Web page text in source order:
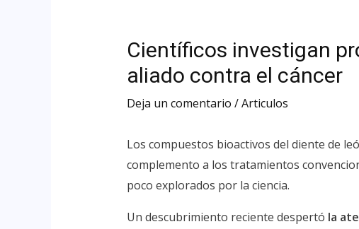
Científicos investigan
aliado contra el cáncer
Deja un comentario /Articulos
Los compuestos bioactivos del diente de
complemento a los tratamientos
poco explorados por la ciencia.
Un descubrimiento reciente despertó la